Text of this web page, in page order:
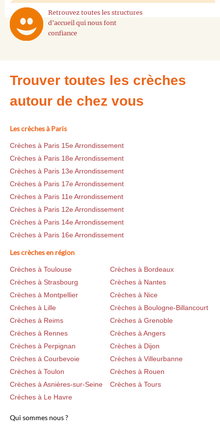
Retrouvez toutes les structures
d'accueil qui nous font
confiance
Trouver toutes les crèches
autour de chez vous
Les crèches à Paris
Crèches à Paris 15e Arrondissement
Crèches à Paris 18e Arrondissement
Crèches à Paris 13e Arrondissement
Crèches à Paris 17e Arrondissement
Crèches à Paris 11e Arrondissement
Crèches à Paris 12e Arrondissement
Crèches à Paris 14e Arrondissement
Crèches à Paris 16e Arrondissement
Les crèches en région
Crèches à Toulouse
Crèches à Bordeaux
Crèches à Strasbourg
Crèches à Nantes
Crèches à Montpellier
Crèches à Nice
Crèches à Lille
Crèches à Boulogne-Billancourt
Crèches à Reims
Crèches à Grenoble
Crèches à Rennes
Crèches à Angers
Crèches à Perpignan
Crèches à Dijon
Crèches à Courbevoie
Crèches à Villeurbanne
Crèches à Toulon
Crèches à Rouen
Crèches à Asnières-sur-Seine
Crèches à Tours
Crèches à Le Havre
Qui sommes nous ?